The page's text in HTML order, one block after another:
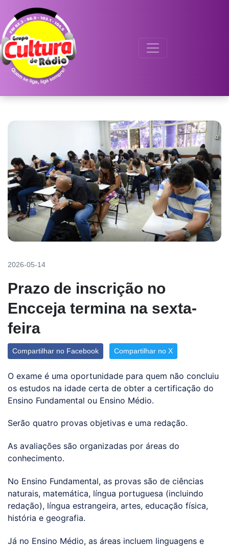
2026-05-14
Prazo de inscrição no
Encceja termina na sexta-
feira
Compartilhar no Facebook Compartilhar no X
O exame é uma oportunidade para quem não concluiu
os estudos na idade certa de obter a certificação do
Ensino Fundamental ou Ensino Médio.
Serão quatro provas objetivas e uma redação.
As avaliações são organizadas por áreas do
conhecimento.
No Ensino Fundamental, as provas são de ciências
naturais, matemática, língua portuguesa (incluindo
redação), língua estrangeira, artes, educação física,
história e geografia.
Já no Ensino Médio, as áreas incluem linguagens e